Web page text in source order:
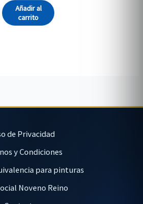
Añadir al
carrito
de Privacidad
y Condiciones
para pinturas
Noveno Reino